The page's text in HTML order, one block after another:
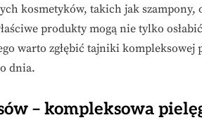
kosmetyków, takich jak
produkty mogą nie tylko
warto zgłębić tajniki
dnia.
– kompleksowa